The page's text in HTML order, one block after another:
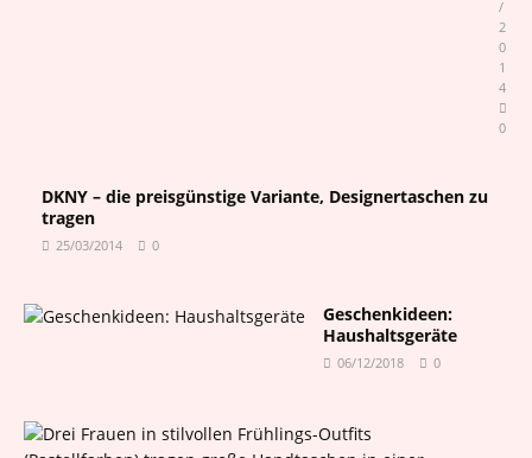
/
2
0
1
4
0
DKNY – die preisgünstige Variante, Designertaschen zu
tragen
25/03/2014 0
Geschenkideen:
Haushaltsgeräte
06/12/2018 0